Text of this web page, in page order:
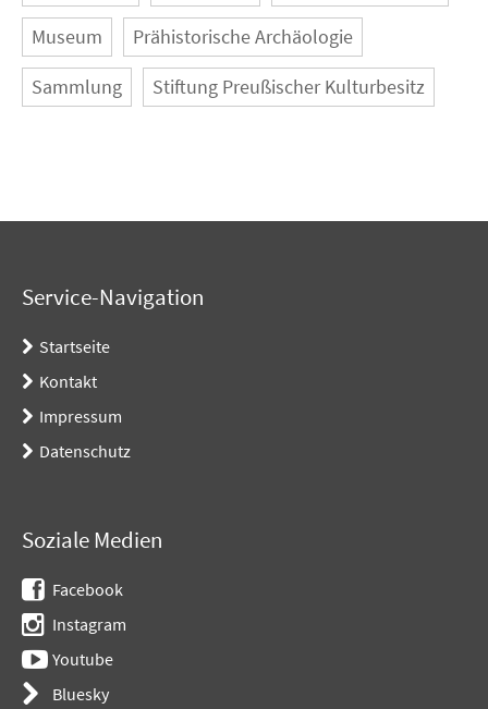
Museum
Prähistorische Archäologie
Sammlung
Stiftung Preußischer Kulturbesitz
Service-Navigation
Startseite
Kontakt
Impressum
Datenschutz
Soziale Medien
Facebook
Instagram
Youtube
Bluesky